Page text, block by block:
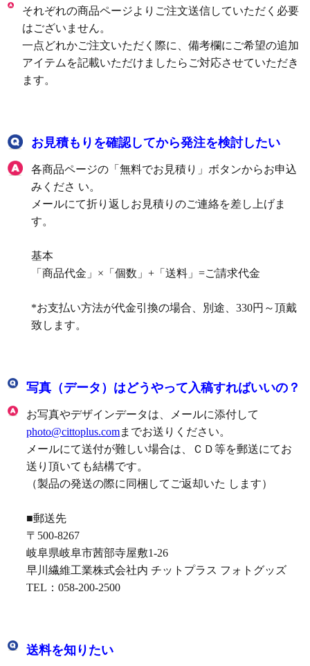
それぞれの商品ページよりご注文送信していただく必要
はございません。
一点どれかご注文いただく際に、備考欄にご希望の追加
アイテムを記載いただけましたらご対応させていただき
ます。
お見積もりを確認してから発注を検討したい
各商品ページの「無料でお見積り」ボタンからお申込
みくださ い。
メールにて折り返しお見積りのご連絡を差し上げま
す。
基本
「商品代金」×「個数」+「送料」=ご請求代金
*お支払い方法が代金引換の場合、別途、330円～頂戴
致します。
写真（データ）はどうやって入稿すればいいの？
お写真やデザインデータは、メールに添付して
photo@cittoplus.comまでお送りください。
メールにて送付が難しい場合は、ＣＤ等を郵送にてお
送り頂いても結構です。
（製品の発送の際に同梱してご返却いた します）
■郵送先
〒500-8267
岐阜県岐阜市茜部寺屋敷1-26
早川繊維工業株式会社内 チットプラス フォトグッズ
TEL：058-200-2500
送料を知りたい